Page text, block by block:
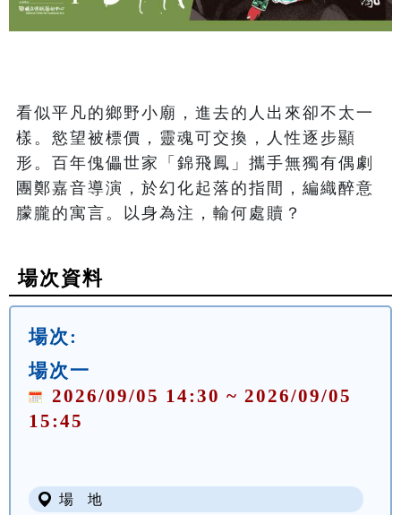
看似平凡的鄉野小廟，進去的人出來卻不太一
樣。慾望被標價，靈魂可交換，人性逐步顯
形。百年傀儡世家「錦飛鳳」攜手無獨有偶劇
團鄭嘉音導演，於幻化起落的指間，編織醉意
朦朧的寓言。以身為注，輸何處贖？
場次資料
場次:
場次一
2026/09/05 14:30 ~ 2026/09/05
15:45
場 地